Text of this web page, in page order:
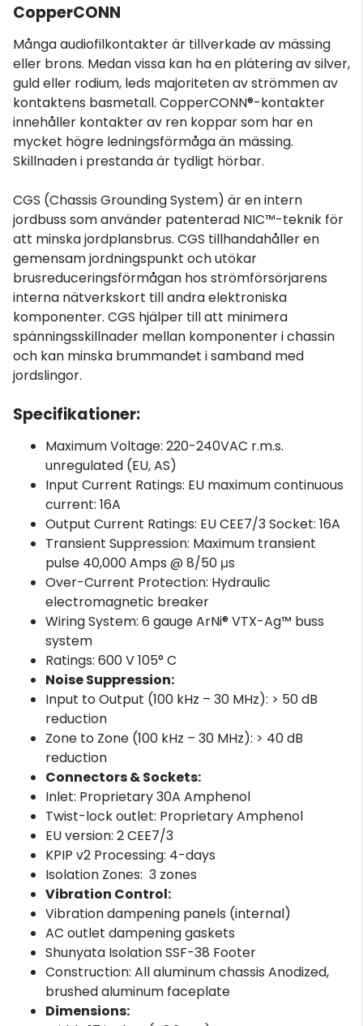
CopperCONN
Många audiofilkontakter är tillverkade av mässing
eller brons. Medan vissa kan ha en plätering av silver,
guld eller rodium, leds majoriteten av strömmen av
kontaktens basmetall. CopperCONN®-kontakter
innehåller kontakter av ren koppar som har en
mycket högre ledningsförmåga än mässing.
Skillnaden i prestanda är tydligt hörbar.
CGS (Chassis Grounding System) är en intern
jordbuss som använder patenterad NIC™-teknik för
att minska jordplansbrus. CGS tillhandahåller en
gemensam jordningspunkt och utökar
brusreduceringsförmågan hos strömförsörjarens
interna nätverkskort till andra elektroniska
komponenter. CGS hjälper till att minimera
spänningsskillnader mellan komponenter i chassin
och kan minska brummandet i samband med
jordslingor.
Specifikationer:
Maximum Voltage: 220-240VAC r.m.s.
unregulated (EU, AS)
Input Current Ratings: EU maximum continuous
current: 16A
Output Current Ratings: EU CEE7/3 Socket: 16A
Transient Suppression: Maximum transient
pulse 40,000 Amps @ 8/50 μs
Over-Current Protection: Hydraulic
electromagnetic breaker
Wiring System: 6 gauge ArNi® VTX-Ag™ buss
system
Ratings: 600 V 105° C
Noise Suppression:
Input to Output (100 kHz – 30 MHz): > 50 dB
reduction
Zone to Zone (100 kHz – 30 MHz): > 40 dB
reduction
Connectors & Sockets:
Inlet: Proprietary 30A Amphenol
Twist-lock outlet: Proprietary Amphenol
EU version: 2 CEE7/3
KPIP v2 Processing: 4-days
Isolation Zones: 3 zones
Vibration Control:
Vibration dampening panels (internal)
AC outlet dampening gaskets
Shunyata Isolation SSF-38 Footer
Construction: All aluminum chassis Anodized,
brushed aluminum faceplate
Dimensions: